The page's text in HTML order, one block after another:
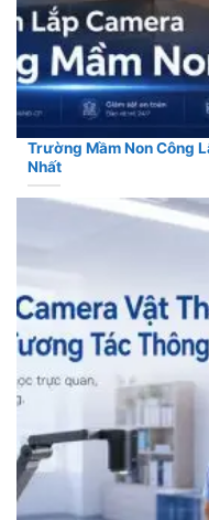
Trường Mầm Non Công
Nhất